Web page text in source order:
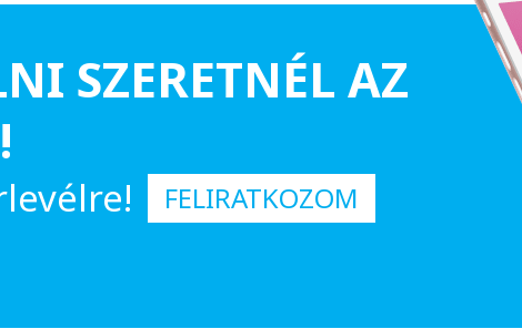
SZERETNÉL AZ
FELIRATKOZOM